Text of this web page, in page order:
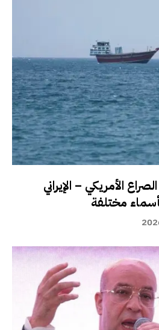
الأمريكي – الإيراني
مختلفة